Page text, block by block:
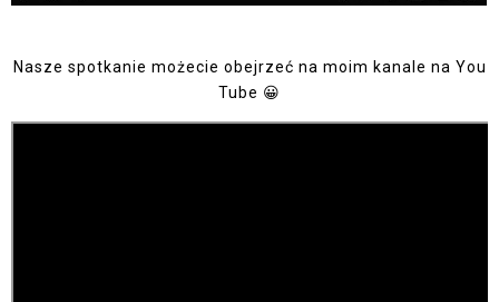
Nasze spotkanie możecie obejrzeć na moim kanale na You
Tube 😀